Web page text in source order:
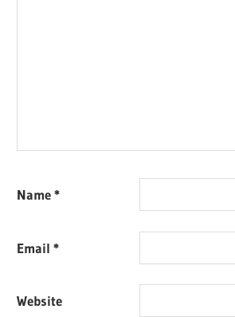
Name*
Email*
Website